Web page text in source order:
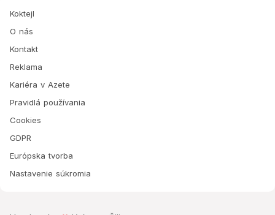
Koktejl
O nás
Kontakt
Reklama
Kariéra v Azete
Pravidlá používania
Cookies
GDPR
Európska tvorba
Nastavenie súkromia